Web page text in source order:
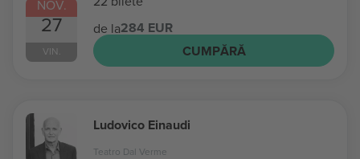
NOV.
27
VIN.
de la284 EUR
CUMPĂRĂ
Ludovico Einaudi
Teatro Dal Verme